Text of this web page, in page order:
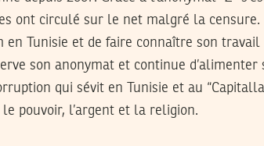
ont circulé sur le net malgré la
Tunisie et de faire connaître son
son anonymat et continue
qui sévit en Tunisie et au
pouvoir, l’argent et la religion.